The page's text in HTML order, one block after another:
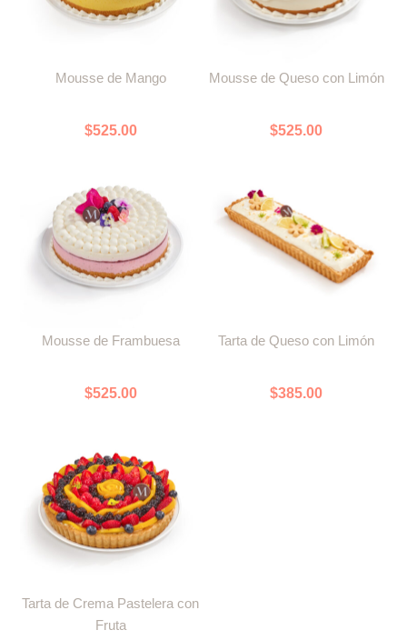
Mousse de Mango
$525.00
Mousse de Queso con Limón
$525.00
Mousse de Frambuesa
$525.00
Tarta de Queso con Limón
$385.00
Tarta de Crema Pastelera con
Fruta
range:
producto